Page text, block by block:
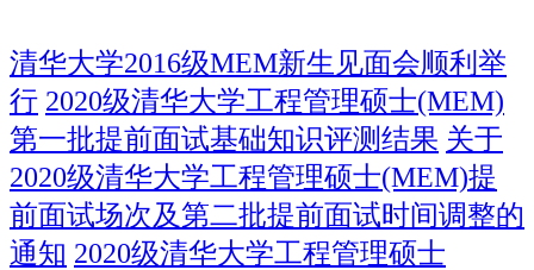
清华大学2016级MEM新生见面会顺利举
行 2020级清华大学工程管理硕士(MEM)
第一批提前面试基础知识评测结果 关于
2020级清华大学工程管理硕士(MEM)提
前面试场次及第二批提前面试时间调整的
通知 2020级清华大学工程管理硕士